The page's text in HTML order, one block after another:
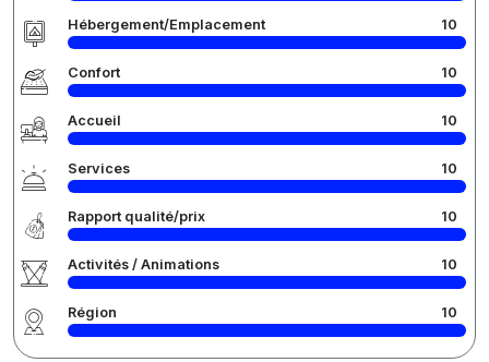
Hébergement/Emplacement 10
Confort 10
Accueil 10
Services 10
Rapport qualité/prix 10
Activités / Animations 10
Région 10